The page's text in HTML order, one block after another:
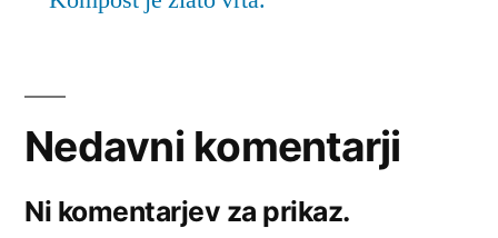
Nedavni komentarji
Ni komentarjev za prikaz.